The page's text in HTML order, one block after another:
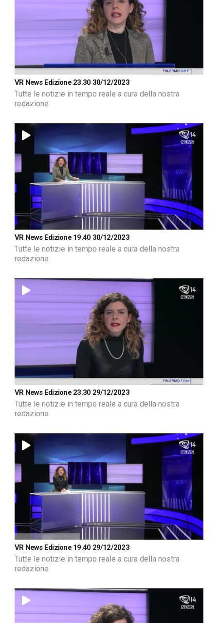
VR News Edizione 23.30 30/12/2023
Tutte le notizie in tempo reale a cura della nostra
redazione
VR News Edizione 19.40 30/12/2023
Tutte le notizie in tempo reale a cura della nostra
redazione
VR News Edizione 23.30 29/12/2023
Tutte le notizie in tempo reale a cura della nostra
redazione
VR News Edizione 19.40 29/12/2023
Tutte le notizie in tempo reale a cura della nostra
redazione